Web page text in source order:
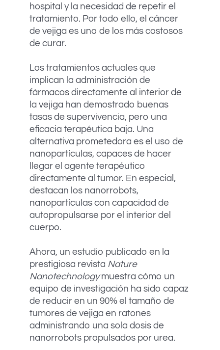
hospital y la necesidad de repetir el
tratamiento. Por todo ello, el cáncer
de vejiga es uno de los más costosos
de curar.
Los tratamientos actuales que
implican la administración de
fármacos directamente al interior de
la vejiga han demostrado buenas
tasas de supervivencia, pero una
eficacia terapéutica baja. Una
alternativa prometedora es el uso de
nanopartículas, capaces de hacer
llegar el agente terapéutico
directamente al tumor. En especial,
destacan los nanorrobots,
nanopartículas con capacidad de
autopropulsarse por el interior del
cuerpo.
Ahora, un estudio publicado en la
prestigiosa revista Nature
Nanotechnologymuestra cómo un
equipo de investigación ha sido capaz
de reducir en un 90% el tamaño de
tumores de vejiga en ratones
administrando una sola dosis de
nanorrobots propulsados por urea.